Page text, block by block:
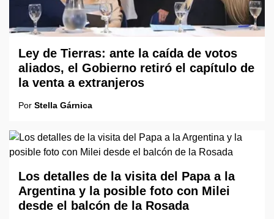
Ley de Tierras: ante la caída de votos
aliados, el Gobierno retiró el capítulo de
la venta a extranjeros
Por Stella Gárnica
Los detalles de la visita del Papa a la
Argentina y la posible foto con Milei
desde el balcón de la Rosada